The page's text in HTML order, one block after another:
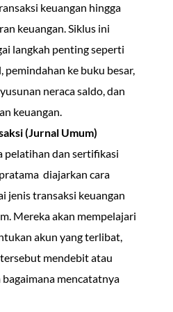
keuangan hingga
keuangan. Siklus ini
langkah penting seperti
pemindahan ke buku besar,
neraca saldo, dan
keuangan.
(Jurnal Umum)
pelatihan dan sertifikasi
diajarkan cara
jenis transaksi keuangan
Mereka akan mempelajari
akun yang terlibat,
mendebit atau
mencatatnya